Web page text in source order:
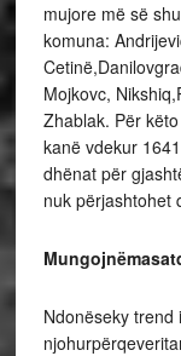
mujore më së
komuna:
Mojkovc,
Zhablak. Për
kanë vdekur
dhënat për
nuk përjashtohet
Ndonëseky